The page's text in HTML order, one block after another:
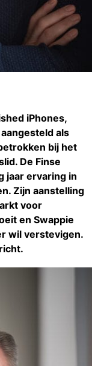
iPhones,
als
bij het
De Finse
jaar ervaring in
Zijn aanstelling
voor
en Swappie
wil verstevigen.